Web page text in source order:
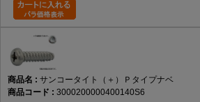
サンコータイト（＋）Ｐタイプナベ
3000200000400140S6